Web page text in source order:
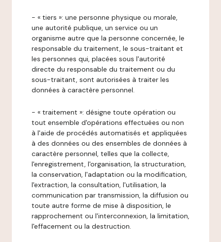
- « tiers »: une personne physique ou morale,
une autorité publique, un service ou un
organisme autre que la personne concernée, le
responsable du traitement, le sous-traitant et
les personnes qui, placées sous l'autorité
directe du responsable du traitement ou du
sous-traitant, sont autorisées à traiter les
données à caractère personnel.
- « traitement »: désigne toute opération ou
tout ensemble d'opérations effectuées ou non
à l'aide de procédés automatisés et appliquées
à des données ou des ensembles de données à
caractère personnel, telles que la collecte,
l'enregistrement, l'organisation, la structuration,
la conservation, l'adaptation ou la modification,
l'extraction, la consultation, l'utilisation, la
communication par transmission, la diffusion ou
toute autre forme de mise à disposition, le
rapprochement ou l'interconnexion, la limitation,
l'effacement ou la destruction.